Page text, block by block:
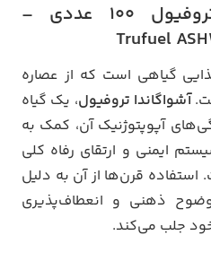
معرفی آشواگاندا تروفیول 100 عددی –
Trufuel
گیاهی است که از عصاره
آشواگاندا تروفیول، یک گیاه
آپوپتوژنیک آن، کمک به
ایمنی و ارتقای رفاه کلی
استفاده قرن‌ها از آن به دلیل
ذهنی و انعطاف‌پذیری
جلب می‌کند.